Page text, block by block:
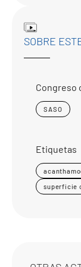
SOBRE
Congreso
SASO
Etiquetas
superficie